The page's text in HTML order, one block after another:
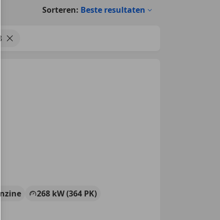
Sorteren: Beste resultaten
268 kW (364 PK)